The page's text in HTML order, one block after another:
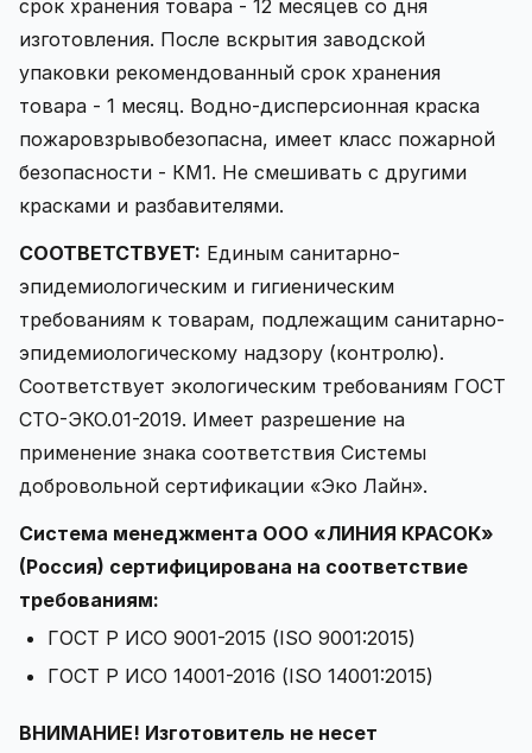
срок хранения товара - 12 месяцев со дня
изготовления. После вскрытия заводской
упаковки рекомендованный срок хранения
товара - 1 месяц. Водно-дисперсионная краска
пожаровзрывобезопасна, имеет класс пожарной
безопасности - КМ1. Не смешивать с другими
красками и разбавителями.
СООТВЕТСТВУЕТ: Единым санитарно-
эпидемиологическим и гигиеническим
требованиям к товарам, подлежащим санитарно-
эпидемиологическому надзору (контролю).
Соответствует экологическим требованиям ГОСТ
СТО-ЭКО.01-2019. Имеет разрешение на
применение знака соответствия Системы
добровольной сертификации «Эко Лайн».
Система менеджмента ООО «ЛИНИЯ КРАСОК»
(Россия) сертифицирована на соответствие
требованиям:
ГОСТ Р ИСО 9001-2015 (ISO 9001:2015)
ГОСТ Р ИСО 14001-2016 (ISO 14001:2015)
ВНИМАНИЕ! Изготовитель не несет